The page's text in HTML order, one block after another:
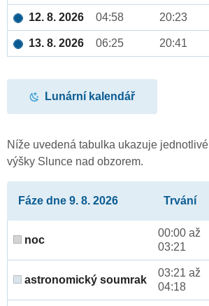
12. 8. 2026 04:58 20:23
13. 8. 2026 06:25 20:41
Lunární kalendář
Níže uvedená tabulka ukazuje jednotlivé
výšky Slunce nad obzorem.
Fáze dne 9. 8. 2026 Trvání
noc
00:00 až
03:21
astronomický soumrak
03:21 až
04:18